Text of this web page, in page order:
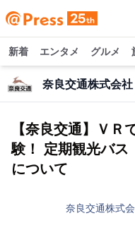
新着 エンタメ グルメ
奈良交通株式会社
【奈良交通】ＶＲ
験！ 定期観光バス
について
奈良交通株式